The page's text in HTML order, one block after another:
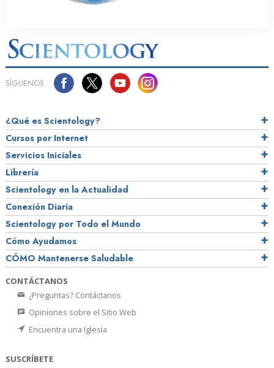
SÍGUENOS
¿Qué es Scientology?
Cursos por Internet
Servicios Iniciales
Librería
Scientology en la Actualidad
Conexión Diaria
Scientology por Todo el Mundo
Cómo Ayudamos
CÓMO Mantenerse Saludable
CONTÁCTANOS
¿Preguntas? Contáctanos
Opiniones sobre el Sitio Web
Encuentra una Iglesia
SUSCRÍBETE